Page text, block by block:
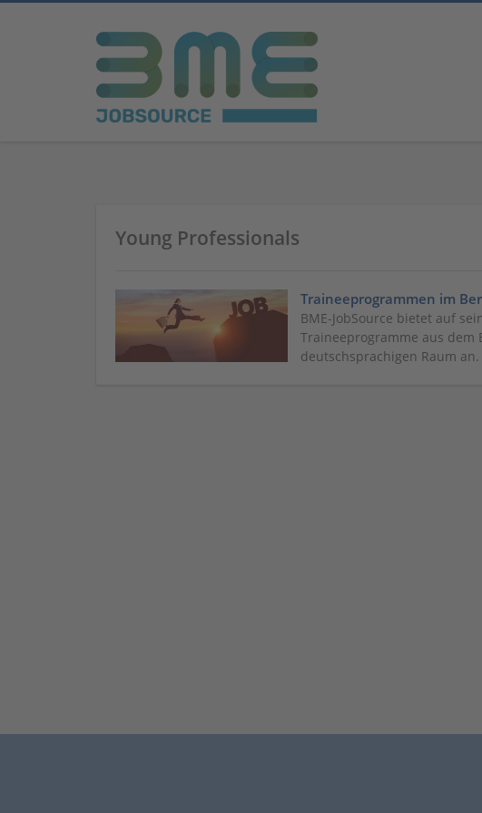
Young Professionals
Traineeprogrammen im
BME-JobSource bietet auf
Traineeprogramme aus dem
deutschsprachigen Raum an.